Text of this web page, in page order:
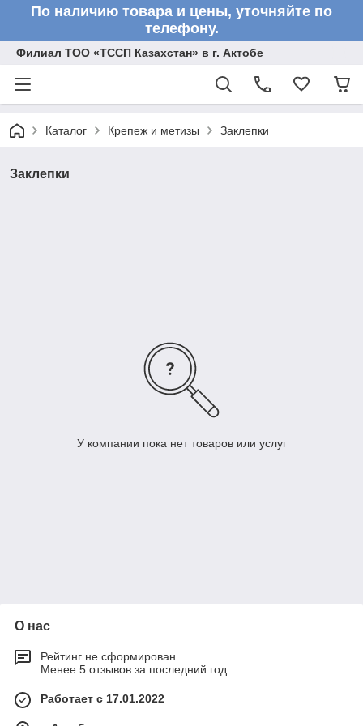
По наличию товара и цены, уточняйте по
телефону.
Филиал ТОО «ТССП Казахстан» в г. Актобе
Каталог Крепеж и метизы Заклепки
Заклепки
У компании пока нет товаров или услуг
О нас
Рейтинг не сформирован
Менее 5 отзывов за последний год
Работает с 17.01.2022